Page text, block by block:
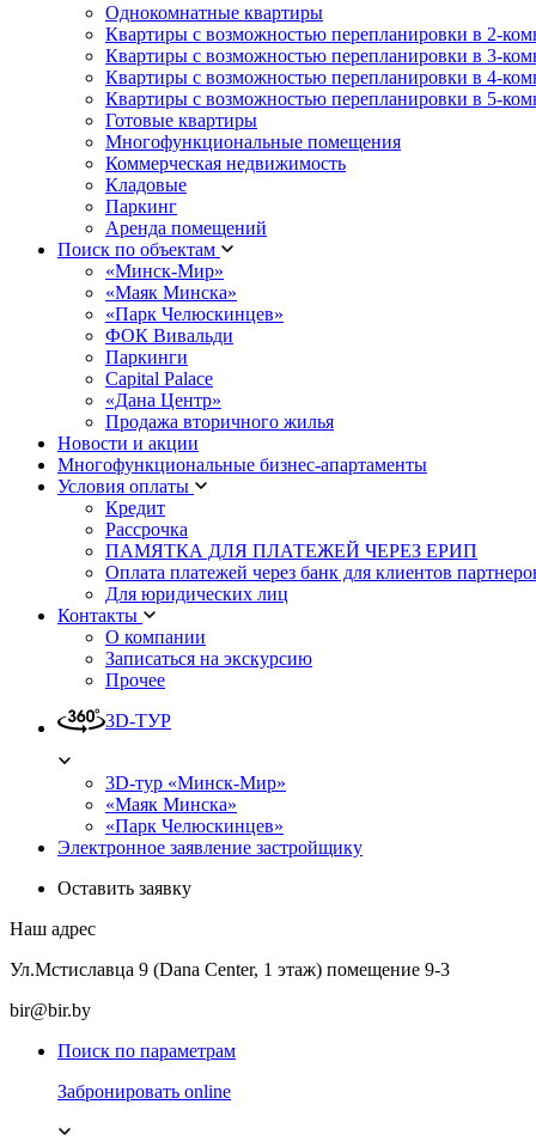
Однокомнатные квартиры
Квартиры с возможностью перепланировки в 2-
Квартиры с возможностью перепланировки в 3-
Квартиры с возможностью перепланировки в 4-
Квартиры с возможностью перепланировки в 5-
Готовые квартиры
Многофункциональные помещения
Коммерческая недвижимость
Кладовые
Паркинг
Аренда помещений
Поиск по объектам
«Минск-Мир»
«Маяк Минска»
«Парк Челюскинцев»
ФОК Вивальди
Паркинги
Capital Palace
«Дана Центр»
Продажа вторичного жилья
Новости и акции
Многофункциональные бизнес-апартаменты
Условия оплаты
Кредит
Рассрочка
ПАМЯТКА ДЛЯ ПЛАТЕЖЕЙ ЧЕРЕЗ ЕРИП
Оплата платежей через банк для клиентов
Для юридических лиц
Контакты
О компании
Записаться на экскурсию
Прочее
3D-ТУР
3D-тур «Минск-Мир»
«Маяк Минска»
«Парк Челюскинцев»
Электронное заявление застройщику
Оставить заявку
Наш адрес
Ул.Мстиславца 9 (Dana Center, 1 этаж) помещение 9-3
bir@bir.by
Поиск по параметрам
Забронировать online